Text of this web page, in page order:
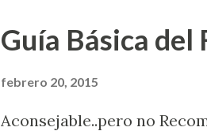
Guía Básica del
febrero 20, 2015
Aconsejable..pero no